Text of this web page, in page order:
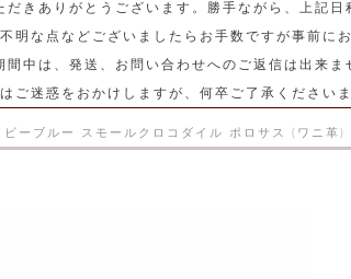
だきありがとうございます。勝手ながら、上記日
不明な点などございましたらお手数ですが事前に
間中は、発送、お問い合わせへのご返信は出来ま
ご迷惑をおかけしますが、何卒ご了承ください
ーブルー スモールクロコダイル ポロサス (ワニ革)